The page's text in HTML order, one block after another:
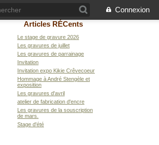
Connexion
Articles RÉCents
Le stage de gravure 2026
Les gravures de juillet
Les gravures de parrainage
Invitation
Invitation expo Kikie Crêvecoeur
Hommage à André Stengèle et
exposition
Les gravures d'avril
atelier de fabrication d'encre
Les gravures de la souscription
de mars.
Stage d'été